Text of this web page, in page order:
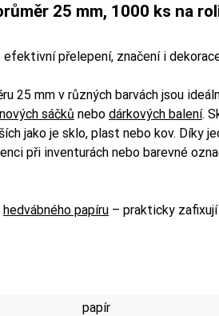
25 mm, 1000 ks na
přelepení, značení i
25 mm v různých barvách jsou
sáčků nebo dárkových balení.
jako je sklo, plast nebo kov. Díky
při inventurách nebo barevné
hedvábného papíru – prakticky
papír